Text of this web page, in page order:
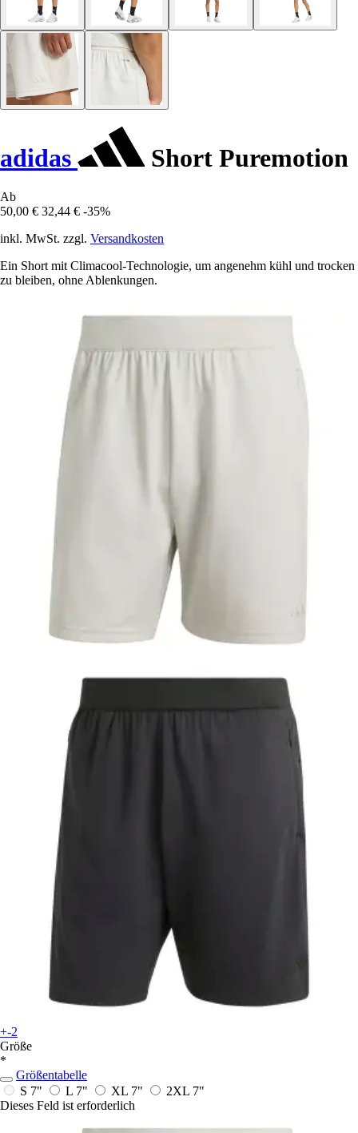
adidas Short Puremotion
Ab
50,00 € 32,44 € -35%
inkl. MwSt. zzgl. Versandkosten
Ein Short mit Climacool-Technologie, um angenehm kühl und trocken
zu bleiben, ohne Ablenkungen.
+-2
Größe
*
Größentabelle
S 7"
L 7" XL 7"
2XL 7"
Dieses Feld ist erforderlich